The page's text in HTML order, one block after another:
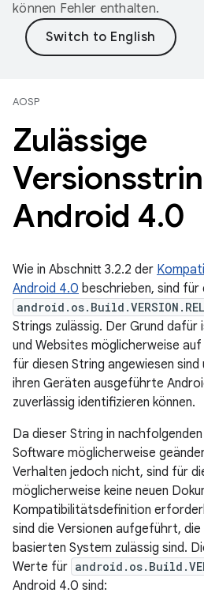
können Fehler enthalten.
AOSP
Zulässige
Android 4.0
Wie in Abschnitt 3.2.2 der
Android 4.0 beschrieben, sind
Strings zulässig. Der Grund dafür
und Websites möglicherweise
für diesen String angewiesen
ihren Geräten ausgeführte
zuverlässig identifizieren können.
Da dieser String in
Software möglicherweise
Verhalten jedoch nicht, sind für
möglicherweise keine neuen
Kompatibilitätsdefinition
sind die Versionen aufgeführt,
basierten System zulässig sind.
Werte für
Android 4.0 sind: